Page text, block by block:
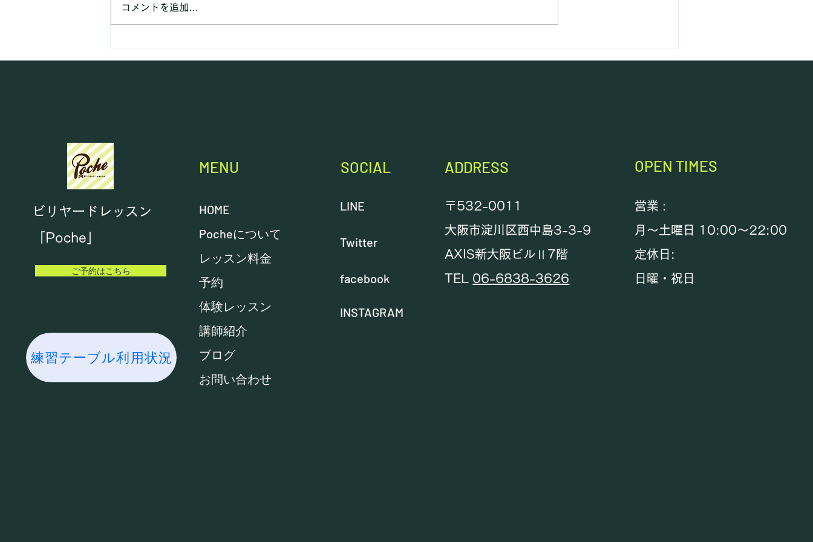
ございます。 この度、会員の皆
第92回ポッシュカップ
コメントを追加…
ビリヤードレッスン
「Poche」
ご予約はこちら
練習テーブル利用状況
MENU
HOME
Pocheについて
レッスン料金
予約
体験レッスン
講師紹介
ブログ
お問い合わせ
SOCIAL
LINE
Twitter
facebook
INSTAGRAM
ADDRESS
〒532-0011
大阪市淀川区西中島3-3-9
AXIS新大阪ビルⅡ7階
TEL 06-6838-3626
OPEN TIMES
営業 :
月～土曜日 10:00～22:00
定休日:
日曜・祝日